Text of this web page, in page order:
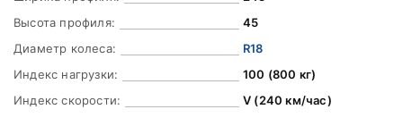
Высота профиля:
45
Диаметр колеса:
R18
Индекс нагрузки:
100 (800 кг)
Индекс скорости:
V (240 км/час)